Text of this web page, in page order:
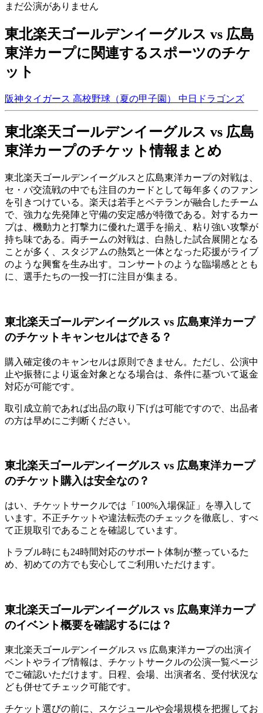
まだ公演がありません
東北楽天ゴールデンイーグルス vs 広島
東洋カープに関連するスポーツのチケ
ット
阪神タイガース 高校野球（夏の甲子園） 中日ドラゴンズ
東北楽天ゴールデンイーグルス vs 広島
東洋カープのチケット情報まとめ
東北楽天ゴールデンイーグルスと広島東洋カープの対戦は、
セ・パ交流戦の中でも注目のカードとして毎年多くのファン
を引きつけている。楽天は若手とベテランが融合したチーム
で、強力な先発陣と守備の安定感が特徴である。対するカー
プは、機動力と打撃力に優れた選手を揃え、粘り強い攻撃が
持ち味である。両チームの対戦は、白熱した試合展開となる
ことが多く、スタジアムの熱気と一体となった応援がライブ
のような興奮を生み出す。コンサートのような臨場感ととも
に、選手たちの一投一打に注目が集まる。
東北楽天ゴールデンイーグルス vs 広島東洋カープ
のチケットキャンセルはできる？
購入確定後のキャンセルは原則できません。ただし、公演中
止や振替により返金対象となる場合は、条件に基づいて返金
対応が可能です。
取引成立前であれば出品の取り下げは可能ですので、出品者
の方は早めにご判断ください。
東北楽天ゴールデンイーグルス vs 広島東洋カープ
のチケット購入は安全なの？
はい、チケットサークルでは「100%入場保証」を導入して
います。不正チケットや違法転売のチェックを徹底し、すべ
て正規取引であることを確認しています。
トラブル時にも24時間対応のサポート体制が整っているた
め、初めての方でも安心してご利用いただけます。
東北楽天ゴールデンイーグルス vs 広島東洋カープ
のイベント概要を確認するには？
東北楽天ゴールデンイーグルス vs 広島東洋カープの出演イ
ベントやライブ情報は、チケットサークルの公演一覧ページ
でご確認いただけます。日程、会場、出演者名、受付状況な
ども併せてチェック可能です。
チケット選びの前に、スケジュールや会場規模を把握してお